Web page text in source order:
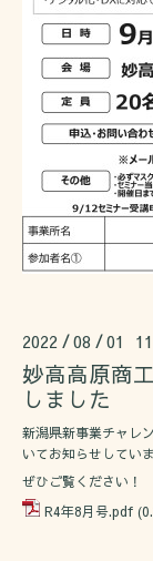
2022 /08 /01
妙高高原商
しました
新潟県新事業チャレ
いてお知らせしていま
ぜひご覧ください！
R4年8月号.pdf